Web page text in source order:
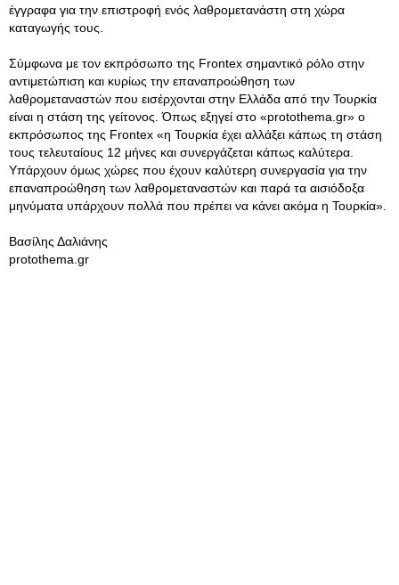
έγγραφα για την επιστροφή ενός λαθρομετανάστη στη χώρα
καταγωγής τους.
Σύμφωνα με τον εκπρόσωπο της Frontex σημαντικό ρόλο στην
αντιμετώπιση και κυρίως την επαναπροώθηση των
λαθρομεταναστών που εισέρχονται στην Ελλάδα από την Τουρκία
είναι η στάση της γείτονος. Όπως εξηγεί στο «protothema.gr» ο
εκπρόσωπος της Frontex «η Τουρκία έχει αλλάξει κάπως τη στάση
τους τελευταίους 12 μήνες και συνεργάζεται κάπως καλύτερα.
Υπάρχουν όμως χώρες που έχουν καλύτερη συνεργασία για την
επαναπροώθηση των λαθρομεταναστών και παρά τα αισιόδοξα
μηνύματα υπάρχουν πολλά που πρέπει να κάνει ακόμα η Τουρκία».
Βασίλης Δαλιάνης
protothema.gr